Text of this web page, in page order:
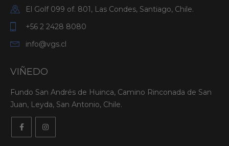
El Golf 099 of. 801, Las Condes, Santiago, Chile.
+56 2 2428 8080
info@vgs.cl
VIÑEDO
Fundo San Andrés de Huinca, Camino Rinconada de San
Juan, Leyda, San Antonio, Chile.